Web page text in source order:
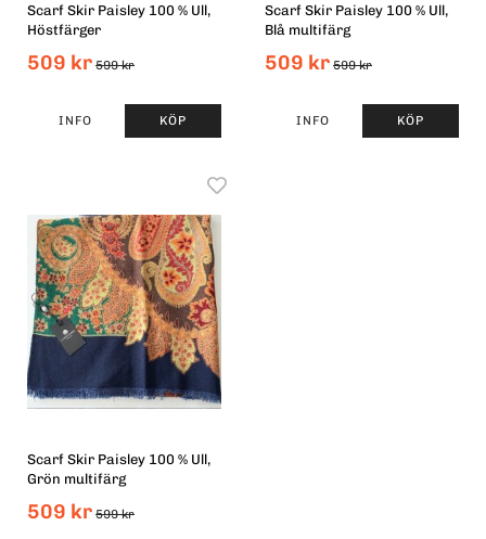
Scarf Skir Paisley 100 % Ull,
Höstfärger
509 kr 599 kr
INFO KÖP
Scarf Skir Paisley 100 % Ull,
Blå multifärg
509 kr 599 kr
INFO KÖP
Scarf Skir Paisley 100 % Ull,
Grön multifärg
509 kr 599 kr